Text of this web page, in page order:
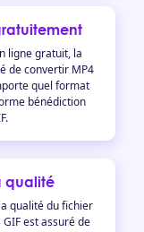
ligne gratuit, la
de convertir MP4
quel format
bénédiction
qualité
qualité du fichier
est assuré de